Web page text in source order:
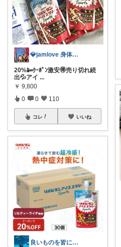
💎jamlove 身体に優しく
20%📴ｸｰﾎﾟﾝ激安🉐売り切れ続
出💦アイ ...
￥ 9,800
0 0 110
コレ いいね
良いものを皆にシェアしたい